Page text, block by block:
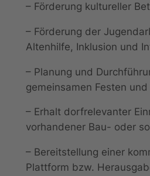
– Förderung kultureller
– Förderung der
Altenhilfe, Inklusion und
– Planung und
gemeinsamen Festen
– Erhalt dorfrelevanter
vorhandener Bau- oder
– Bereitstellung einer
Plattform bzw.